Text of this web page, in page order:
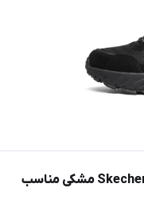
کفش کوهنوردی مردانه Skechers Goodyear مشکی مناسب